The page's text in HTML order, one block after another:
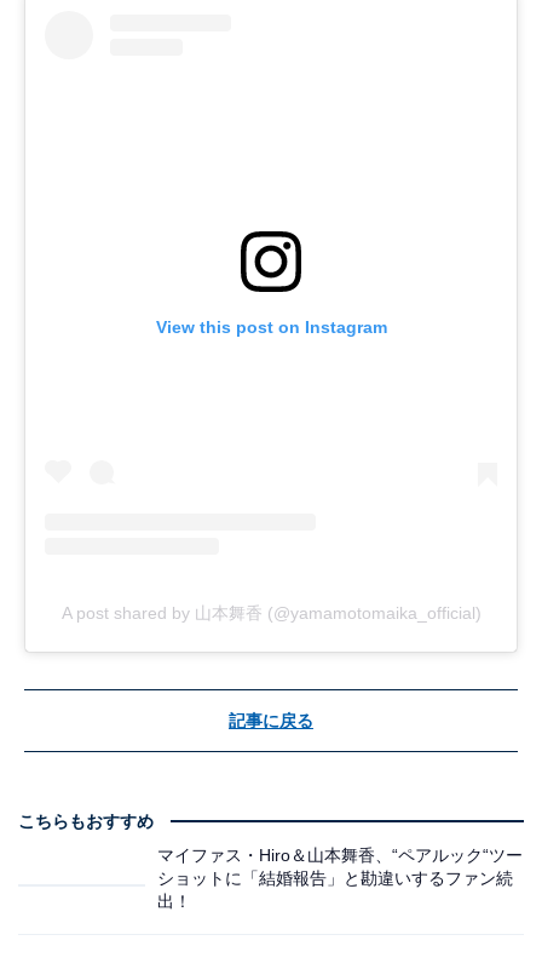
View this post on Instagram
A post shared by 山本舞香 (@yamamotomaika_official)
記事に戻る
こちらもおすすめ
マイファス・Hiro＆山本舞香、“ペアルック“ツー
ショットに「結婚報告」と勘違いするファン続
出！